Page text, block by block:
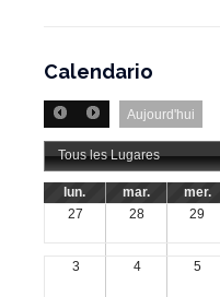
Calendario
Aujourd'hui
Tous les Lugares
lun. mar. mer.
27
28 29
3 4 5